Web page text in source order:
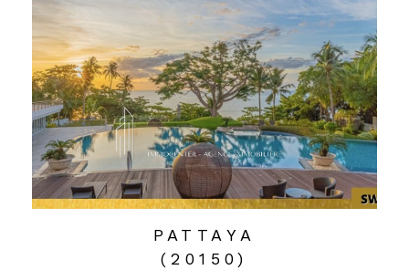
PATTAYA
(20150)